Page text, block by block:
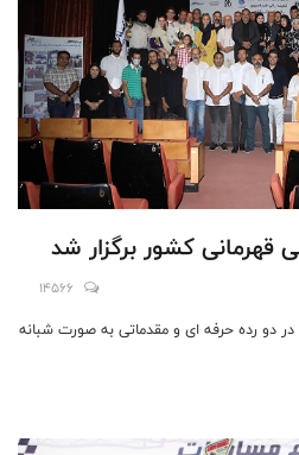
قهرمانی کشور برگزار شد
14566
در دو رده حرفه ای و مقدماتی به صورت شبانه